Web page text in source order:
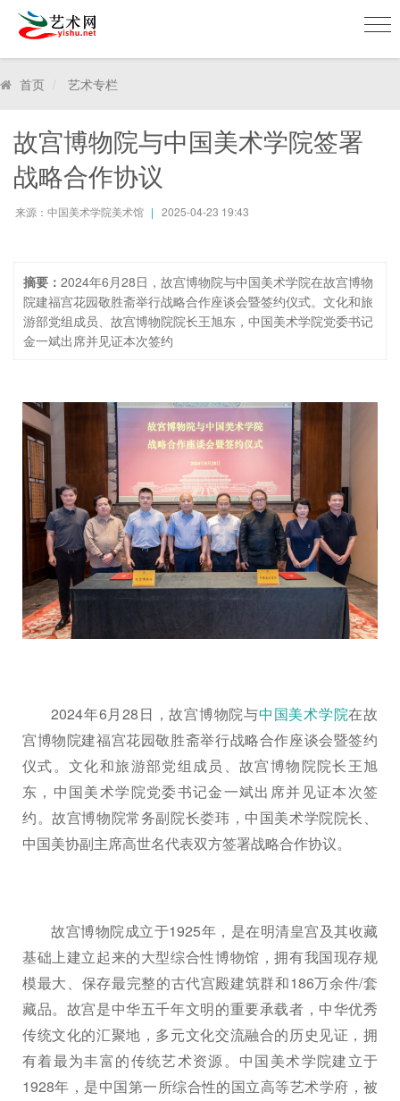
美
首页 艺术专栏
故宫博物院与中国美术学院签署
战略合作协议
来源：中国美术学院美术馆 2025-04-23 19:43
摘要： 2024年6月28日，故宫博物院与中国美术学院在故宫博物
院建福宫花园敬胜斋举行战略合作座谈会暨签约仪式。文化和旅
游部党组成员、故宫博物院院长王旭东，中国美术学院党委书记
金一斌出席并见证本次签约
2024年6月28日，故宫博物院与中国美术学院在故
宫博物院建福宫花园敬胜斋举行战略合作座谈会暨签约
仪式。文化和旅游部党组成员、故宫博物院院长王旭
东，中国美术学院党委书记金一斌出席并见证本次签
约。故宫博物院常务副院长娄玮，中国美术学院院长、
中国美协副主席高世名代表双方签署战略合作协议。
故宫博物院成立于1925年，是在明清皇宫及其收藏
基础上建立起来的大型综合性博物馆，拥有我国现存规
模最大、保存最完整的古代宫殿建筑群和186万余件/套
藏品。故宫是中华五千年文明的重要承载者，中华优秀
传统文化的汇聚地，多元文化交流融合的历史见证，拥
有着最为丰富的传统艺术资源。中国美术学院建立于
1928年，是中国第一所综合性的国立高等艺术学府，被